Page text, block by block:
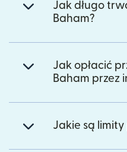
Jak długo
Baham?
Jak opłacić
Baham przez
Jakie są limity